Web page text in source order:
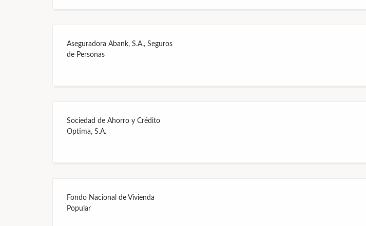
Aseguradora Abank, S.A., Seguros
de Personas
Sociedad de Ahorro y Crédito
Optima, S.A.
Fondo Nacional de Vivienda
Popular